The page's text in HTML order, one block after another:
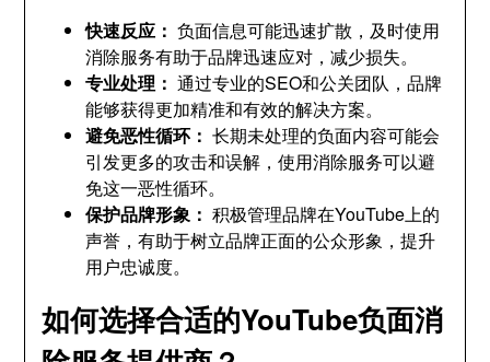
快速反应 ： 负面信息可能迅速扩散 ， 及时使用
消除服务有助于品牌迅速应对 ，减少损失。
专业处理 ： 通过专业的SEO和公关团队 ，品牌
能够获得更加精准和有效的解决方案。
避免恶性循环： 长期未处理的负面内容可能会
引发更多的攻击和误解 ，使用消除服务可以避
免这一恶性循环。
保护品牌形象 ： 积极管理品牌在YouTube上的
声誉 ，有助于树立品牌正面的公众形象 ，提升
用户忠诚度。
如何选择合适的YouTube负面消